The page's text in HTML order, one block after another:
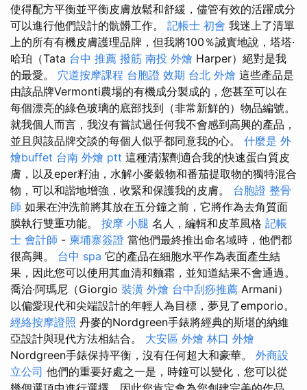
使得配方平衡並平衡皮膚放鬆和舒緩，儘管有效的活躍成分
可以進行他們設計的骯髒工作。 記帳士 初會 我迷上了清單
上的所有有機皮膚護理品牌，但我將100％誠實地說，塔塔·
哈珀（Tata 台中 推薦 撥筋 南投 外燴 Harper）絕對是我
的最愛。 穴道按摩課程 台胞證 效期 台北 外燴 這些產品是
由該品牌Vermonti農場的有機成分製成的，您甚至可以在
每個漂亮的綠色玻璃的底部找到（非常新鮮的）物品編號。
就我個人而言，我沒有嘗試過任何我不會感到高興的產品，
並且與該品牌交談的每個人似乎都同意我的心。 什麼是 外
燴buffet 台南 外燴 ptt 這種清潔劑適合我的快速蛋白質皮
膚，以及eper籽油，水解小麥穀物和番茄提取物的獨特混合
物，可以和諧地增強，收緊和保護我的皮膚。 台胞證 整骨
師 如果在沖洗前將其放在五分鐘之前，它將作為去角質面
膜執行雙重功能。 按摩 小腿 名人，編輯和皮革風格 記帳
士 會計師 - 柬埔寨簽證 當他們最終推出命名域時，他們都
很高興。 台中 spa 它的產品在細胞水平作為表面產生結
果，因此您可以使用其血清和麵霜，並知道結果不會通過。
喬治·阿瑪尼（Giorgio 裝潢 外燴 台中刮痧推薦 Armani）
以偏愛現代和尖端設計的年輕人為目標，夢見了emporio。
經絡按摩證照 丹麥的Nordgreen手錶將經典的斯堪的納維
亞設計與現代方法相結合。 大安區 外燴 林口 外燴
Nordgreen手錶保持平衡，沒有任何超大和豪華。 外商設
立公司 他們的重要好處之一是，時鐘可以變化，您可以從